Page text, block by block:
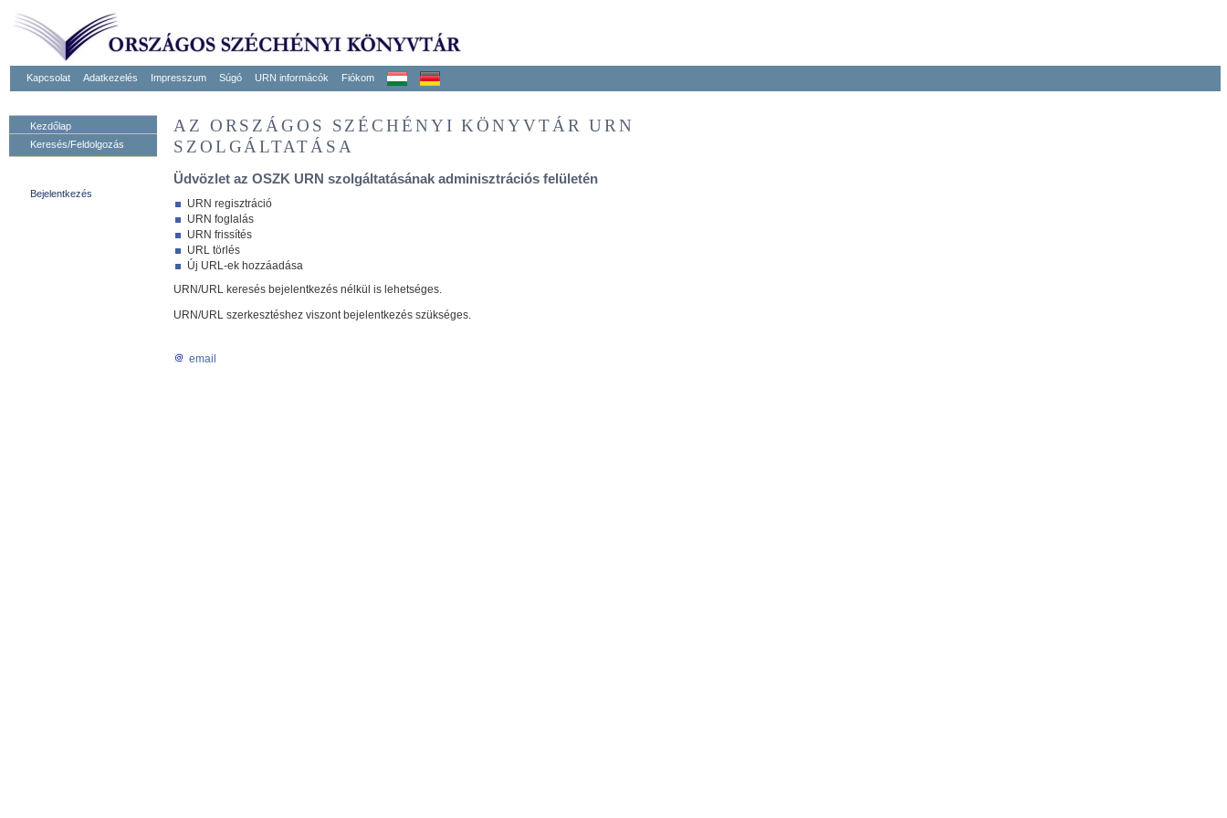
Kapcsolat Adatkezelés Impresszum Súgó URN informácók Fiókom
Kezdőlap
Keresés/Feldolgozás
Bejelentkezés
AZ ORSZÁGOS SZÉCHÉNYI KÖNYVTÁR URN
SZOLGÁLTATÁSA
Üdvözlet az OSZK URN szolgáltatásának adminisztrációs felületén
URN regisztráció
URN foglalás
URN frissítés
URL törlés
Új URL-ek hozzáadása
URN/URL keresés bejelentkezés nélkül is lehetséges.
URN/URL szerkesztéshez viszont bejelentkezés szükséges.
email